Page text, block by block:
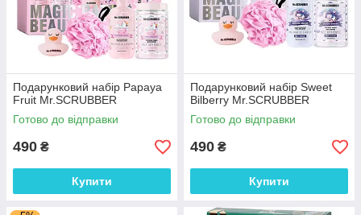
Подарунковий набір Papaya
Fruit Mr.SCRUBBER
Готово до відправки
490 ₴
Купити
Подарунковий набір Sweet
Bilberry Mr.SCRUBBER
Готово до відправки
490 ₴
Купити